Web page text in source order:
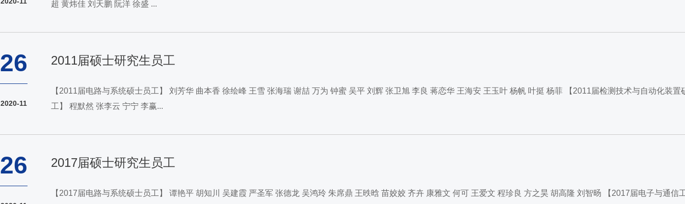
超 黄炜佳 刘天鹏 阮洋 徐盛 ...
26
2020-11
2011届硕士研究生员工
【2011届电路与系统硕士员工】 刘芳华 曲本香 徐绘峰 王雪 张海瑞 谢喆 万为 钟蜜 吴平 刘辉 张卫旭 李良 蒋恋华 王海安 王玉叶 杨帆 叶挺 杨菲 【2011届检测技术与自动化装置硕士员
工】 程默然 张李云 宁宁 李赢...
26 2017届硕士研究生员工
【2017届电路与系统硕士员工】 谭艳平 胡知川 吴建霞 严圣军 张德龙 吴鸿玲 朱席鼎 王昳晗 苗姣姣 齐卉 康雅文 何可 王爱文 程珍良 方之昊 胡高隆 刘智旸 【2017届电子与通信工程硕士